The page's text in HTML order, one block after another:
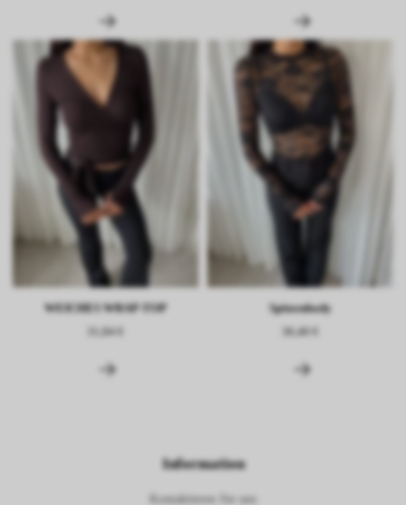
WEICHES WRAP-TOP
31,84 €
Spitzenbody
36,40 €
Information
Kontaktieren Sie uns